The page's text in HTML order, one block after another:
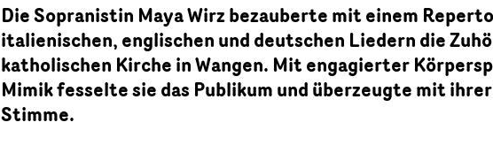
Die Sopranistin Maya Wirz bezauberte mit einem
italienischen, englischen und deutschen Liedern die
katholischen Kirche in Wangen. Mit engagierter
Mimik fesselte sie das Publikum und überzeugte mit
Stimme.